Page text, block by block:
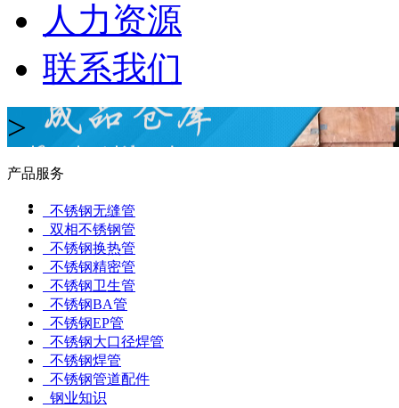
人力资源
联系我们
>
产品服务
不锈钢无缝管
双相不锈钢管
不锈钢换热管
不锈钢精密管
不锈钢卫生管
不锈钢BA管
不锈钢EP管
不锈钢大口径焊管
不锈钢焊管
不锈钢管道配件
钢业知识